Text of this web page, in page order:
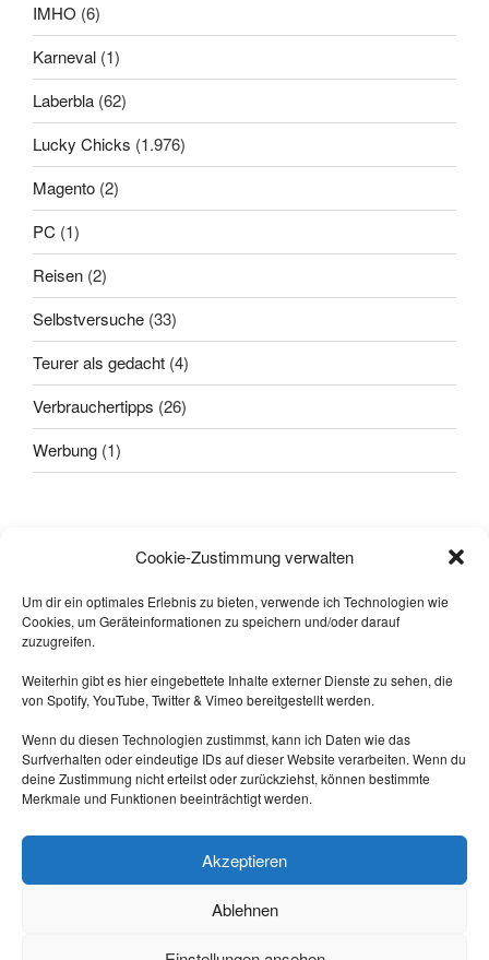
Cookie-Zustimmung verwalten
Um dir ein optimales Erlebnis zu bieten, verwende ich Technologien wie
Cookies, um Geräteinformationen zu speichern und/oder darauf
zuzugreifen.
Weiterhin gibt es hier eingebettete Inhalte externer Dienste zu sehen, die
von Spotify, YouTube, Twitter & Vimeo bereitgestellt werden.
Wenn du diesen Technologien zustimmst, kann ich Daten wie das
Surfverhalten oder eindeutige IDs auf dieser Website verarbeiten. Wenn du
deine Zustimmung nicht erteilst oder zurückziehst, können bestimmte
Merkmale und Funktionen beeinträchtigt werden.
Akzeptieren
Ablehnen
IMHO (6)
Karneval (1)
Laberbla (62)
Lucky Chicks (1.976)
Magento (2)
PC (1)
Reisen (2)
Selbstversuche (33)
Teurer als gedacht (4)
Verbrauchertipps (26)
Werbung (1)
Dann kam einer, der wusste das
Triff mich auf Mastodon:
https://nrw.social/@laberbla